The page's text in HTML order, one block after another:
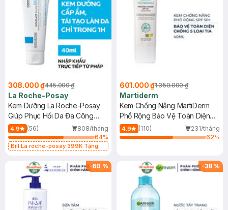
308.000 ₫445.000 ₫
La Roche-Posay
Kem Dưỡng La Roche-Posay
Giúp Phục Hồi Da Đa Công
Dụng 40ml
4.9 (56)
808/tháng
64%
Bill La roche-posay 399K Tặng
(SL có hạn)
601.000 ₫1.350.000 ₫
Martiderm
Kem Chống Nắng MartiDerm
Phổ Rộng Bảo Vệ Toàn Diện
40ml
4.9 (110)
231/tháng
62%
-60 % -38 %